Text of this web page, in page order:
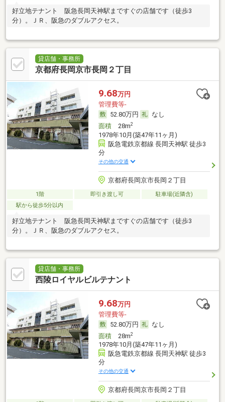
好立地テナント 阪急長岡天神駅まですぐの店舗です（徒歩3
分）。ＪＲ、阪急のダブルアクセス。
貸店舗・事務所
京都府長岡京市長岡２丁目
9.68万円
管理費等-
52.80万円
なし
面積28m2
1978年10月(築47年11ヶ月)
阪急電鉄京都線 長岡天神駅 徒歩3
分
その他の交通
京都府長岡京市長岡２丁目
1階 即引き渡し可
駐車場(近隣含)
駅から徒歩5分以内
好立地テナント 阪急長岡天神駅まですぐの店舗です（徒歩3
分）。ＪＲ、阪急のダブルアクセス。
貸店舗・事務所
西陵ロイヤルビルテナント
9.68万円
管理費等-
52.80万円
なし
面積28m2
1978年10月(築47年11ヶ月)
阪急電鉄京都線 長岡天神駅 徒歩3
分
その他の交通
京都府長岡京市長岡２丁目